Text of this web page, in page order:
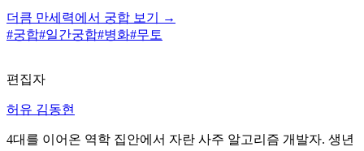
더큼 만세력에서 궁합 보기 →
#궁합#일간궁합#병화#무토
편집자
허유 김동현
4대를 이어온 역학 집안에서 자란 사주 알고리즘 개발자. 생년